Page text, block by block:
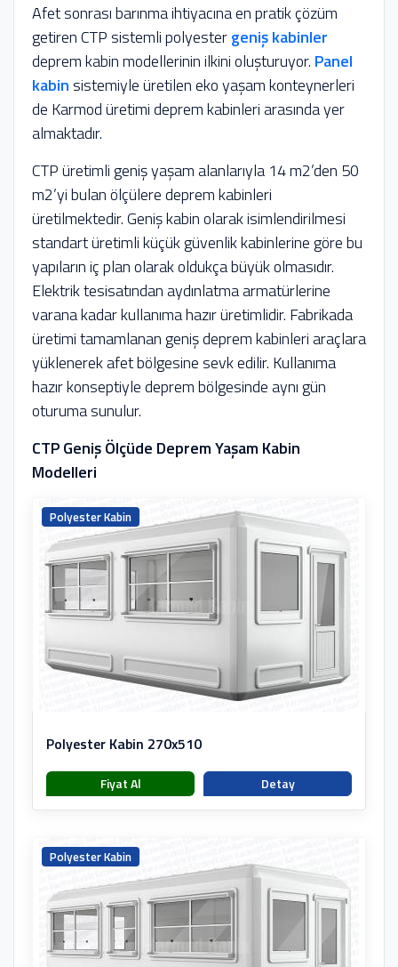
Afet sonrası barınma ihtiyacına en pratik çözüm
getiren CTP sistemli polyestergeniş kabinler
deprem kabin modellerinin ilkini oluşturuyor. Panel
kabin sistemiyle üretilen eko yaşam konteynerleri
de Karmod üretimi deprem kabinleri arasında yer
almaktadır.
CTP üretimli geniş yaşam alanlarıyla 14 m2’den 50
m2’yi bulan ölçülere deprem kabinleri
üretilmektedir. Geniş kabin olarak isimlendirilmesi
standart üretimli küçük güvenlik kabinlerine göre bu
yapıların iç plan olarak oldukça büyük olmasıdır.
Elektrik tesisatından aydınlatma armatürlerine
varana kadar kullanıma hazır üretimlidir. Fabrikada
üretimi tamamlanan geniş deprem kabinleri araçlara
yüklenerek afet bölgesine sevk edilir. Kullanıma
hazır konseptiyle deprem bölgesinde aynı gün
oturuma sunulur.
CTP Geniş Ölçüde Deprem Yaşam Kabin
Modelleri
Polyester Kabin
Polyester Kabin 270x510
Fiyat Al Detay
Polyester Kabin